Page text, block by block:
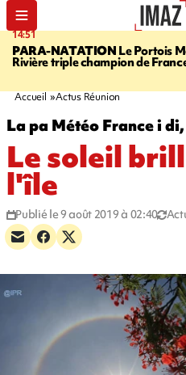
14:51
PARA-NATATION Le Portois
Rivière triple champion de
Accueil Actus Réunion
La pa Météo France i
Le soleil
l'île
Publié le 9 août 2019 à 02:40